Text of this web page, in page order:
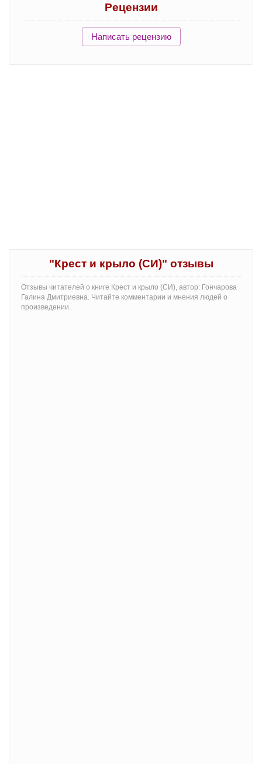
Рецензии
Написать рецензию
"Крест и крыло (СИ)" отзывы
Отзывы читателей о книге Крест и крыло (СИ), автор: Гончарова
Галина Дмитриевна. Читайте комментарии и мнения людей о
произведении.